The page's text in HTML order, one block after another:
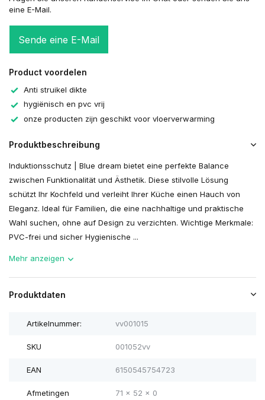
eine E-Mail.
Sende eine E-Mail
Product voordelen
Anti struikel dikte
hygiënisch en pvc vrij
onze producten zijn geschikt voor vloerverwarming
Produktbeschreibung
Induktionsschutz | Blue dream bietet eine perfekte Balance
zwischen Funktionalität und Ästhetik. Diese stilvolle Lösung
schützt Ihr Kochfeld und verleiht Ihrer Küche einen Hauch von
Eleganz. Ideal für Familien, die eine nachhaltige und praktische
Wahl suchen, ohne auf Design zu verzichten. Wichtige Merkmale:
PVC-frei und sicher Hygienische ...
Mehr anzeigen
Produktdaten
Artikelnummer: vv001015
SKU 001052vv
EAN 6150545754723
Afmetingen 71 x 52 x 0